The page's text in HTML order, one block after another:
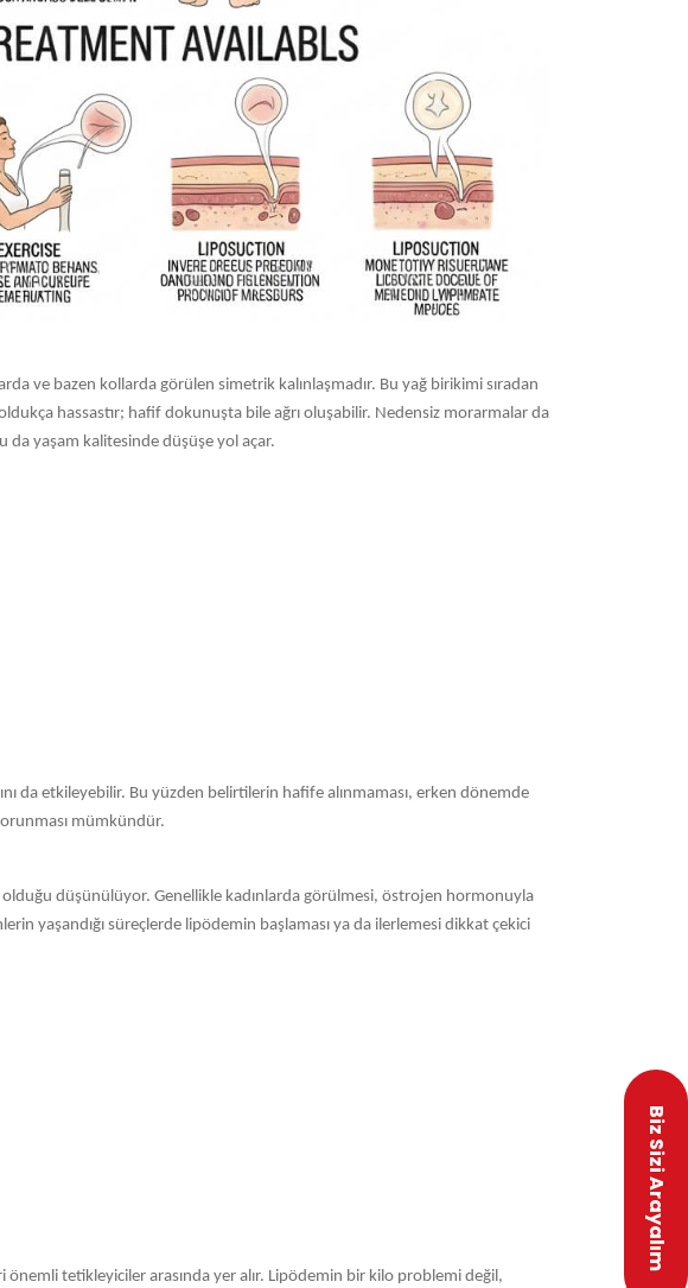
ve bazen kollarda görülen simetrik kalınlaşmadır. Bu yağ birikimi sıradan
hassastır; hafif dokunuşta bile ağrı oluşabilir. Nedensiz morarmalar da
da yaşam kalitesinde düşüşe yol açar.
da etkileyebilir. Bu yüzden belirtilerin hafife alınmaması, erken dönemde
mümkündür.
düşünülüyor. Genellikle kadınlarda görülmesi, östrojen hormonuyla
yaşandığı süreçlerde lipödemin başlaması ya da ilerlemesi dikkat çekici
tetikleyiciler arasında yer alır. Lipödemin bir kilo problemi değil,
Biz Sizi Arayalım